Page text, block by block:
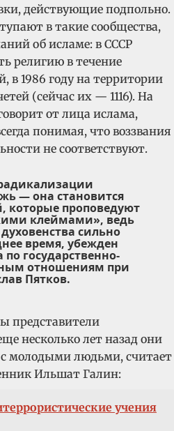
действующие подпольно.
в такие сообщества,
об исламе: в СССР
религию в течение
в 1986 году на территории
(сейчас их — 1116). На
от лица ислама,
понимая, что воззвания
не соответствуют.
— она становится
которые проповедуют
клеймами», ведь
сильно
время, убежден
по государственно-
отношениям при
Пятков.
представители
несколько лет назад они
с молодыми людьми, считает
Ильшат Галин:
учения